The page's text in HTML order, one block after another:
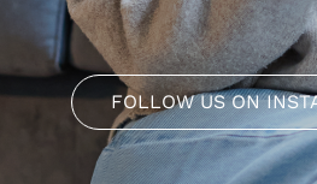
FOLLOW US ON